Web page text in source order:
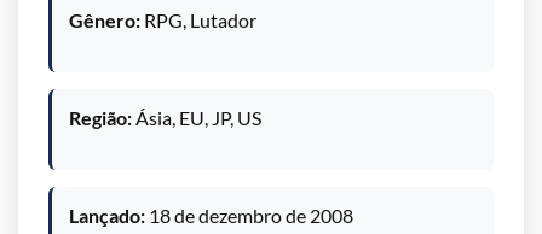
Gênero: RPG, Lutador
Região:Ásia, EU, JP, US
Lançado: 18 de dezembro de 2008